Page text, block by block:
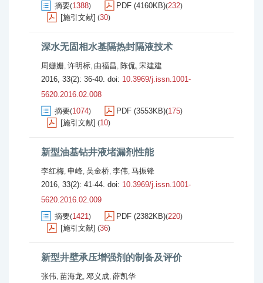
摘要(1388) PDF (4160KB)(232)
[施引文献] (30)
深水无固相水基隔热封隔液技术
周姗姗, 许明标, 由福昌, 陈侃, 宋建建
2016, 33(2): 36-40. doi: 10.3969/j.issn.1001-
5620.2016.02.008
摘要(1074) PDF (3553KB)(175)
[施引文献] (10)
新型油基钻井液堵漏剂性能
李红梅, 申峰, 吴金桥, 李伟, 马振锋
2016, 33(2): 41-44. doi: 10.3969/j.issn.1001-
5620.2016.02.009
摘要(1421) PDF (2382KB)(220)
[施引文献] (36)
新型井壁承压增强剂的制备及评价
张伟, 苗海龙, 邓义成, 薛凯华